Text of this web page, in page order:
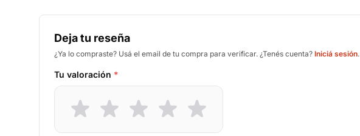
Deja tu reseña
¿Ya lo compraste? Usá el email de tu compra para verificar. ¿Tenés cuenta? Iniciá sesión.
Tu valoración *